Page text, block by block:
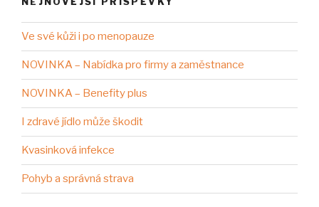
Ve své kůži i po menopauze
NOVINKA – Nabídka pro firmy a zaměstnance
NOVINKA – Benefity plus
I zdravé jídlo může škodit
Kvasinková infekce
Pohyb a správná strava